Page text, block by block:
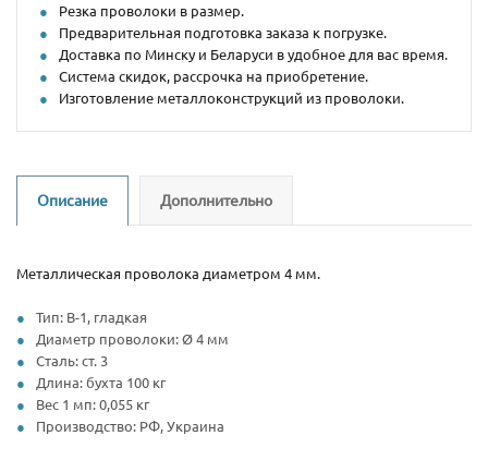
Резка проволоки в размер.
Предварительная подготовка заказа к погрузке.
Доставка по Минску и Беларуси в удобное для вас время.
Система скидок, рассрочка на приобретение.
Изготовление металлоконструкций из проволоки.
Описание Дополнительно
Металлическая проволока диаметром 4 мм.
Тип: В-1, гладкая
Диаметр проволоки: Ø 4 мм
Сталь: ст. 3
Длина: бухта 100 кг
Вес 1 мп: 0,055 кг
Производство: РФ, Украина